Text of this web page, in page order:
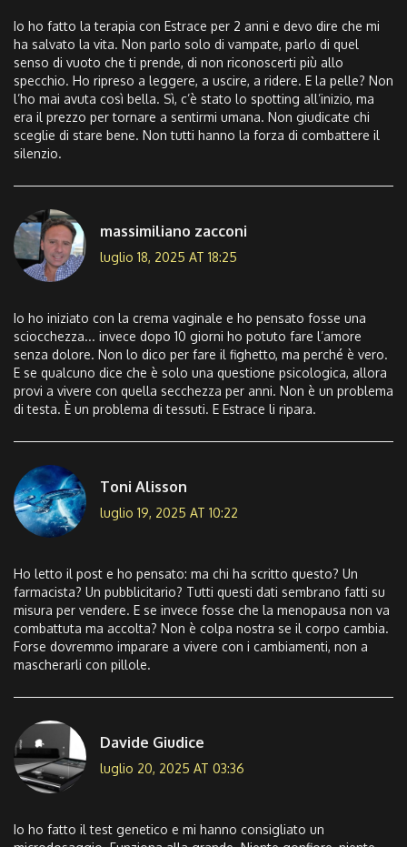
Io ho fatto la terapia con Estrace per 2 anni e devo dire che mi
ha salvato la vita. Non parlo solo di vampate, parlo di quel
senso di vuoto che ti prende, di non riconoscerti più allo
specchio. Ho ripreso a leggere, a uscire, a ridere. E la pelle? Non
l’ho mai avuta così bella. Sì, c’è stato lo spotting all’inizio, ma
era il prezzo per tornare a sentirmi umana. Non giudicate chi
sceglie di stare bene. Non tutti hanno la forza di combattere il
silenzio.
massimiliano zacconi
luglio 18, 2025 AT 18:25
Io ho iniziato con la crema vaginale e ho pensato fosse una
sciocchezza... invece dopo 10 giorni ho potuto fare l’amore
senza dolore. Non lo dico per fare il fighetto, ma perché è vero.
E se qualcuno dice che è solo una questione psicologica, allora
provi a vivere con quella secchezza per anni. Non è un problema
di testa. È un problema di tessuti. E Estrace li ripara.
Toni Alisson
luglio 19, 2025 AT 10:22
Ho letto il post e ho pensato: ma chi ha scritto questo? Un
farmacista? Un pubblicitario? Tutti questi dati sembrano fatti su
misura per vendere. E se invece fosse che la menopausa non va
combattuta ma accolta? Non è colpa nostra se il corpo cambia.
Forse dovremmo imparare a vivere con i cambiamenti, non a
mascherarli con pillole.
Davide Giudice
luglio 20, 2025 AT 03:36
Io ho fatto il test genetico e mi hanno consigliato un